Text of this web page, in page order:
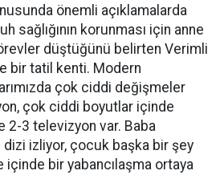
önemli açıklamalarda
sağlığının korunması için anne
düştüğünü belirten Verimli
bir tatil kenti. Modern
çok ciddi değişmeler
çok ciddi boyutlar içinde
2-3 televizyon var. Baba
dizi izliyor, çocuk başka bir şey
içinde bir yabancılaşma ortaya